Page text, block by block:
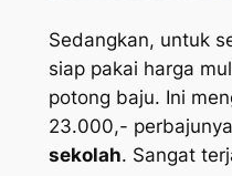
Sedangkan, untuk
siap pakai harga
potong baju. Ini
23.000,-
sekolah. Sangat